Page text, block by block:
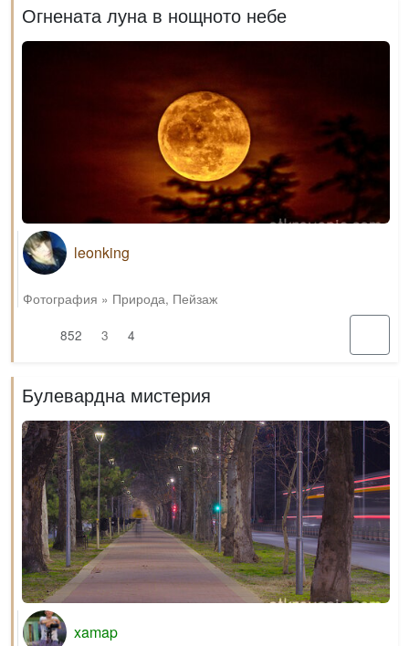
Огнената луна в нощното небе
leonking
Фотография » Природа, Пейзаж
852
3 4
Булевардна мистерия
xamap